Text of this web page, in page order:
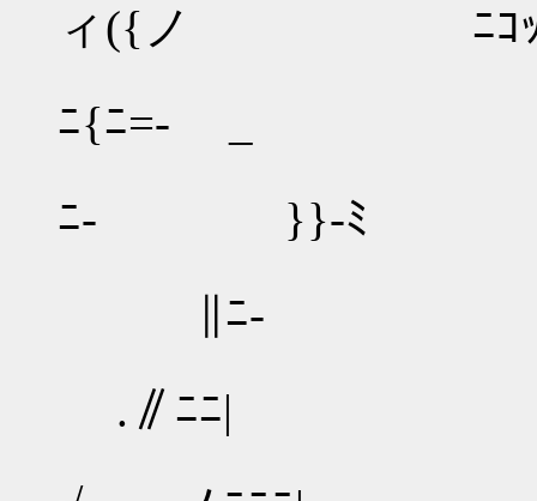
ィ({ノ ﾆｺ
ﾆ{ﾆ=- _
ﾆ‐ }}-ﾐ
∥ﾆ‐
.∥ﾆﾆ|